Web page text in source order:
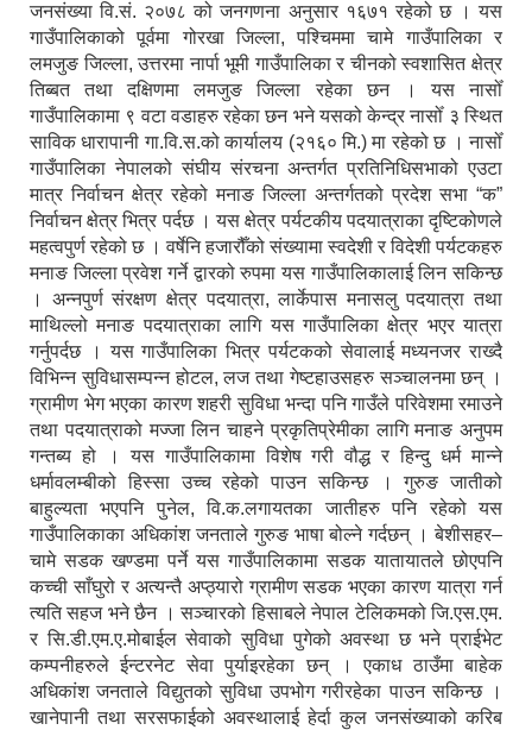
जनसंख्या वि.सं. २०७८ को जनगणना अनुसार १६७१ रहेको छ । यस
गाउँपालिकाको पूर्वमा गोरखा जिल्ला, पश्चिममा चामे गाउँपालिका र
लमजुङ जिल्ला, उत्तरमा नार्पा भूमी गाउँपालिका र चीनको स्वशासित क्षेत्र
तिब्बत तथा दक्षिणमा लमजुङ जिल्ला रहेका छन । यस नासोँ
गाउँपालिकामा ९ वटा वडाहरु रहेका छन भने यसको केन्द्र नासोँ ३ स्थित
साविक धारापानी गा.वि.स.को कार्यालय (२१६० मि.) मा रहेको छ । नासोँ
गाउँपालिका नेपालको संघीय संरचना अन्तर्गत प्रतिनिधिसभाको एउटा
मात्र निर्वाचन क्षेत्र रहेको मनाङ जिल्ला अन्तर्गतको प्रदेश सभा “क”
निर्वाचन क्षेत्र भित्र पर्दछ । यस क्षेत्र पर्यटकीय पदयात्राका दृष्टिकोणले
महत्वपुर्ण रहेको छ । वर्षेनि हजारौँको संख्यामा स्वदेशी र विदेशी पर्यटकहरु
मनाङ जिल्ला प्रवेश गर्ने द्वारको रुपमा यस गाउँपालिकालाई लिन सकिन्छ
। अन्नपुर्ण संरक्षण क्षेत्र पदयात्रा, लार्केपास मनासलु पदयात्रा तथा
माथिल्लो मनाङ पदयात्राका लागि यस गाउँपालिका क्षेत्र भएर यात्रा
गर्नुपर्दछ । यस गाउँपालिका भित्र पर्यटकको सेवालाई मध्यनजर राख्दै
विभिन्न सुविधासम्पन्न होटल, लज तथा गेष्टहाउसहरु सञ्चालनमा छन् ।
ग्रामीण भेग भएका कारण शहरी सुविधा भन्दा पनि गाउँले परिवेशमा रमाउने
तथा पदयात्राको मज्जा लिन चाहने प्रकृतिप्रेमीका लागि मनाङ अनुपम
गन्तब्य हो । यस गाउँपालिकामा विशेष गरी वौद्ध र हिन्दु धर्म मान्ने
धर्मावलम्बीको हिस्सा उच्च रहेको पाउन सकिन्छ । गुरुङ जातीको
बाहुल्यता भएपनि पुनेल, वि.क.लगायतका जातीहरु पनि रहेको यस
गाउँपालिकाका अधिकांश जनताले गुरुङ भाषा बोल्ने गर्दछन् । बेशीसहर–
चामे सडक खण्डमा पर्ने यस गाउँपालिकामा सडक यातायातले छोएपनि
कच्ची साँघुरो र अत्यन्तै अप्ठ्यारो ग्रामीण सडक भएका कारण यात्रा गर्न
त्यति सहज भने छैन । सञ्चारको हिसाबले नेपाल टेलिकमको जि.एस.एम.
र सि.डी.एम.ए.मोबाईल सेवाको सुविधा पुगेको अवस्था छ भने प्राईभेट
कम्पनीहरुले ईन्टरनेट सेवा पुर्याइरहेका छन् । एकाध ठाउँमा बाहेक
अधिकांश जनताले विद्युतको सुविधा उपभोग गरीरहेका पाउन सकिन्छ ।
खानेपानी तथा सरसफाईको अवस्थालाई हेर्दा कुल जनसंख्याको करिब